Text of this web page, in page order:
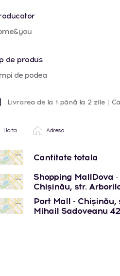
de produs
de podea
Livrarea de la 1 până la 2 zile
Harta Adresa
Cantitate totala
Shopping MallDova -
Chișinău, str.
Port Mall - Chișinău,
Mihail Sadoveanu